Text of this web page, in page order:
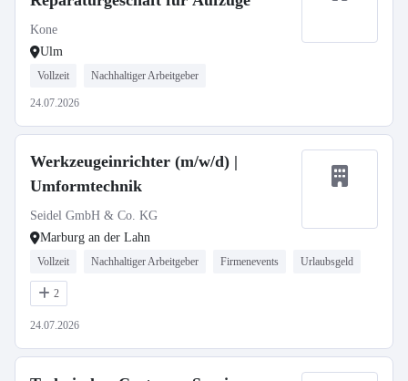
Kone
Ulm
Vollzeit Nachhaltiger Arbeitgeber
24.07.2026
Werkzeugeinrichter (m/w/d) |
Umformtechnik
Seidel GmbH & Co. KG
Marburg an der Lahn
Vollzeit Nachhaltiger Arbeitgeber Firmenevents Urlaubsgeld
2
24.07.2026